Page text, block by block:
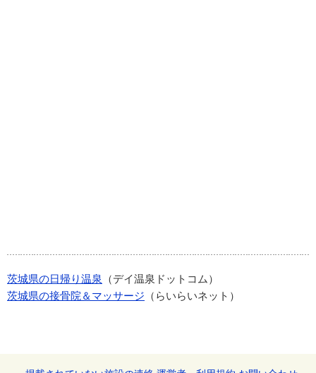
茨城県の日帰り温泉
（デイ温泉ドットコム）
茨城県の接骨院＆マッサージ （らいらいネット）